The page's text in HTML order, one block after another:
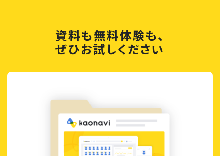
資料も無料体験も、
ぜひお試しください